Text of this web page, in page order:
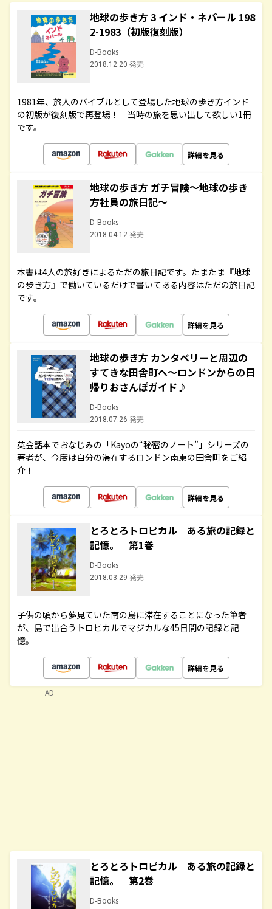
地球の歩き方 3 インド・ネパール 198
2-1983（初版復刻版）
D-Books
2018.12.20 発売
1981年、旅人のバイブルとして登場した地球の歩き方インド
の初版が復刻版で再登場！ 当時の旅を思い出して欲しい1冊
です。
詳細を見る
地球の歩き方 ガチ冒険～地球の歩き
方社員の旅日記～
D-Books
2018.04.12 発売
本書は4人の旅好きによるただの旅日記です。たまたま『地球
の歩き方』で働いているだけで書いてある内容はただの旅日記
です。
詳細を見る
地球の歩き方 カンタベリーと周辺の
すてきな田舎町へ～ロンドンからの日
帰りおさんぽガイド♪
D-Books
2018.07.26 発売
英会話本でおなじみの「Kayoの“秘密のノート”」シリーズの
著者が、今度は自分の滞在するロンドン南東の田舎町をご紹
介！
詳細を見る
とろとろトロピカル ある旅の記録と
記憶。 第1巻
D-Books
2018.03.29 発売
子供の頃から夢見ていた南の島に滞在することになった筆者
が、島で出合うトロピカルでマジカルな45日間の記録と記
憶。
詳細を見る
とろとろトロピカル ある旅の記録と
記憶。 第2巻
D-Books
AD